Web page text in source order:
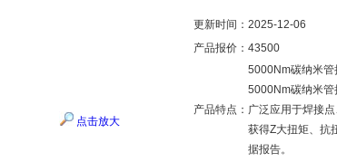
点击放大
更新时间： 2025-12-06
产品报价： 43500
产品特点：
5000Nm碳纳米管
5000Nm碳纳米管
广泛应用于焊接
获得Z大扭矩、抗
据报告。